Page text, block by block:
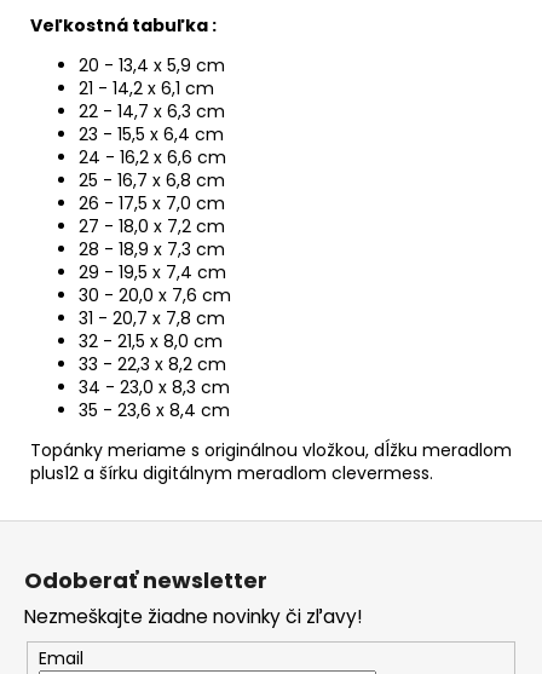
Veľkostná tabuľka :
20 - 13,4 x 5,9 cm
21 - 14,2 x 6,1 cm
22 - 14,7 x 6,3 cm
23 - 15,5 x 6,4 cm
24 - 16,2 x 6,6 cm
25 - 16,7 x 6,8 cm
26 - 17,5 x 7,0 cm
27 - 18,0 x 7,2 cm
28 - 18,9 x 7,3 cm
29 - 19,5 x 7,4 cm
30 - 20,0 x 7,6 cm
31 - 20,7 x 7,8 cm
32 - 21,5 x 8,0 cm
33 - 22,3 x 8,2 cm
34 - 23,0 x 8,3 cm
35 - 23,6 x 8,4 cm
Topánky meriame s originálnou vložkou, dĺžku meradlom
plus12 a šírku digitálnym meradlom clevermess.
Z
Odoberať newsletter
Nezmeškajte žiadne novinky či zľavy!
Email